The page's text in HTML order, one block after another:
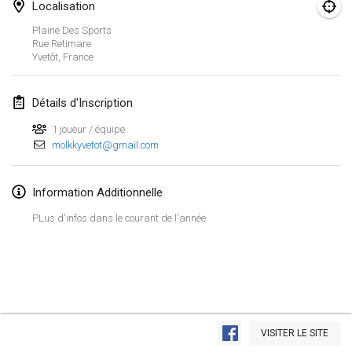
Afficher la liste
Localisation
Plaine Des Sports
Rue Retimare
Yvetôt, France
Détails d'Inscription
1 joueur / équipe
molkkyvetot@gmail.com
Information Additionnelle
PLus d'infos dans le courant de l'année
VISITER LE SITE
février 2019
Kotka Mölkky Open Indoor
2 févr. 2019|Finlande
Lumi Mölkky
9 févr. 2019|Finlande
Tournoi de la St Valentin
9 févr. 2019 France